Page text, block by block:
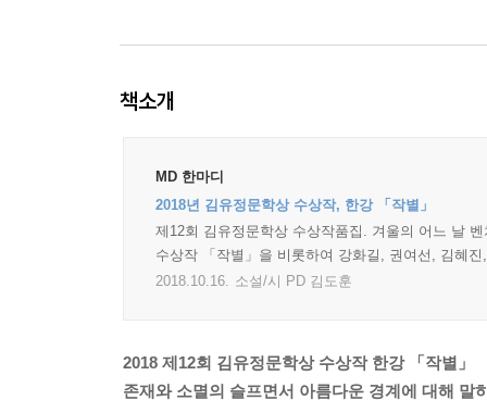
책소개
MD 한마디
2018년 김유정문학상 수상작, 한강 「작별」
제12회 김유정문학상 수상작품집. 겨울의 어느 날
수상작 「작별」을 비롯하여 강화길, 권여선, 김혜
2018.10.16.
소설/시 PD 김도훈
2018 제12회 김유정문학상 수상작 한강 「작별」
존재와 소멸의 슬프면서 아름다운 경계에 대해 말